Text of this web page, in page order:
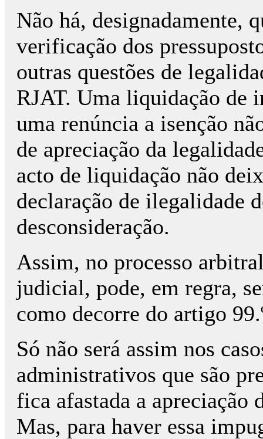
Não há, designadamente,
verificação dos
outras questões de
RJAT. Uma liquidação de
uma renúncia a isenção
de apreciação da
acto de liquidação não
declaração de ilegalidade
desconsideração.
Assim, no processo
judicial, pode, em regra,
como decorre do artigo
Só não será assim nos
administrativos que são
fica afastada a apreciação
Mas, para haver essa